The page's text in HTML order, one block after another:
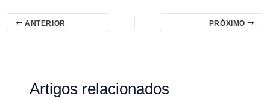
ANTERIOR PRÓXIMO
Artigos relacionados